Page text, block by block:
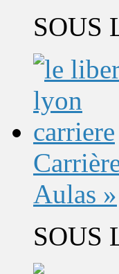
SOUS
Aulas »
SOUS